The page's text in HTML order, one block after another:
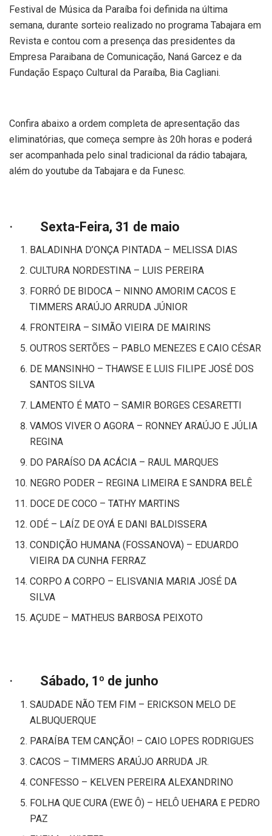
Festival de Música da Paraíba foi definida na última
semana, durante sorteio realizado no programa Tabajara em
Revista e contou com a presença das presidentes da
Empresa Paraibana de Comunicação, Naná Garcez e da
Fundação Espaço Cultural da Paraíba, Bia Cagliani.
Confira abaixo a ordem completa de apresentação das
eliminatórias, que começa sempre às 20h horas e poderá
ser acompanhada pelo sinal tradicional da rádio tabajara,
além do youtube da Tabajara e da Funesc.
· Sexta-Feira, 31 de maio
BALADINHA D’ONÇA PINTADA – MELISSA DIAS
CULTURA NORDESTINA – LUIS PEREIRA
FORRÓ DE BIDOCA – NINNO AMORIM CACOS E
TIMMERS ARAÚJO ARRUDA JÚNIOR
FRONTEIRA – SIMÃO VIEIRA DE MAIRINS
OUTROS SERTÕES – PABLO MENEZES E CAIO CÉSAR
DE MANSINHO – THAWSE E LUIS FILIPE JOSÉ DOS
SANTOS SILVA
LAMENTO É MATO – SAMIR BORGES CESARETTI
VAMOS VIVER O AGORA – RONNEY ARAÚJO E JÚLIA
REGINA
DO PARAÍSO DA ACÁCIA – RAUL MARQUES
NEGRO PODER – REGINA LIMEIRA E SANDRA BELÊ
DOCE DE COCO – TATHY MARTINS
ODÉ – LAÍZ DE OYÁ E DANI BALDISSERA
CONDIÇÃO HUMANA (FOSSANOVA) – EDUARDO
VIEIRA DA CUNHA FERRAZ
CORPO A CORPO – ELISVANIA MARIA JOSÉ DA
SILVA
AÇUDE – MATHEUS BARBOSA PEIXOTO
· Sábado, 1º de junho
SAUDADE NÃO TEM FIM – ERICKSON MELO DE
ALBUQUERQUE
PARAÍBA TEM CANÇÃO! – CAIO LOPES RODRIGUES
CACOS – TIMMERS ARAÚJO ARRUDA JR.
CONFESSO – KELVEN PEREIRA ALEXANDRINO
FOLHA QUE CURA (EWE Ô) – HELÔ UEHARA E PEDRO
PAZ